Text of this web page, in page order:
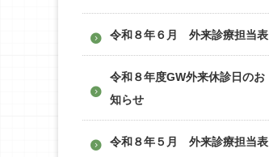
令和８年６月 外来診療担当表
令和８年度GW外来休診日のお
知らせ
令和８年５月 外来診療担当表